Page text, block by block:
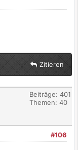
Zitieren
Beiträge: 401
Themen: 40
#106